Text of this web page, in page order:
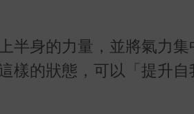
半身的力量，並將氣力
樣的狀態，可以「提升自